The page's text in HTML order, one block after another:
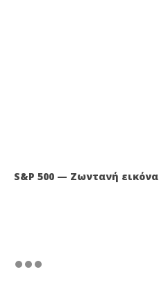
S&P 500 — Ζωντανή εικόνα